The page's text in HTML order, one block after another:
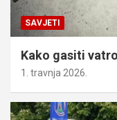
SAVJETI
Kako gasiti
1. travnja 2026.